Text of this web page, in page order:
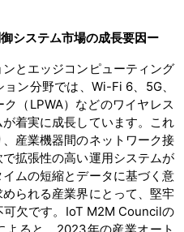
システム市場の成長要因ー
とエッジコンピューティング
ン分野では、Wi-Fi 6、5G、
（LPWA）などのワイヤレス
着実に成長しています。これ
産業機器間のネットワーク接
拡張性の高い運用システムが
ムの短縮とデータに基づく意
られる産業界にとって、堅牢
可欠です。IoT M2M Councilの
ると、2023年の産業オート